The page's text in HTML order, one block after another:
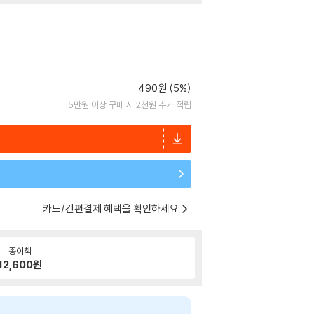
490원 (5%)
5만원 이상 구매 시 2천원 추가 적립
카드/간편결제 혜택을 확인하세요
종이책
원